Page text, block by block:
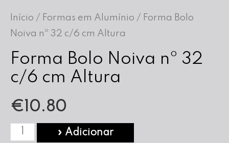
Início / Formas em Alumínio / Forma Bolo
Noiva nº 32 c/6 cm Altura
Forma Bolo Noiva nº 32
c/6 cm Altura
€10.80
Quantidade» Adicionar